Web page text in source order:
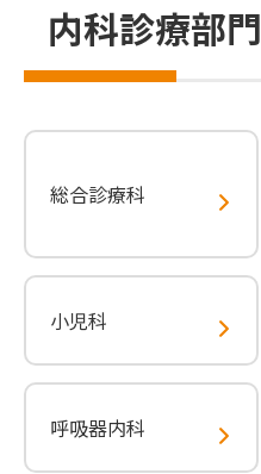
内科診療部門
総合診療科
小児科
呼吸器内科